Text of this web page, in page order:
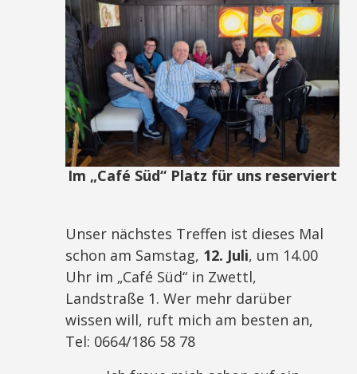
Im „Café Süd“ Platz für uns reserviert
Unser nächstes Treffen ist dieses Mal
schon am Samstag, 12. Juli, um 14.00
Uhr im „Café Süd“ in Zwettl,
Landstraße 1. Wer mehr darüber
wissen will, ruft mich am besten an,
Tel: 0664/186 58 78